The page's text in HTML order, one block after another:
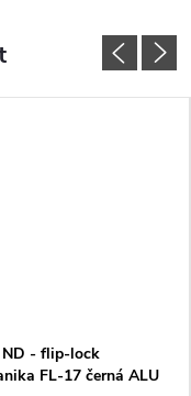
- flip-lock
FL-17 černá ALU